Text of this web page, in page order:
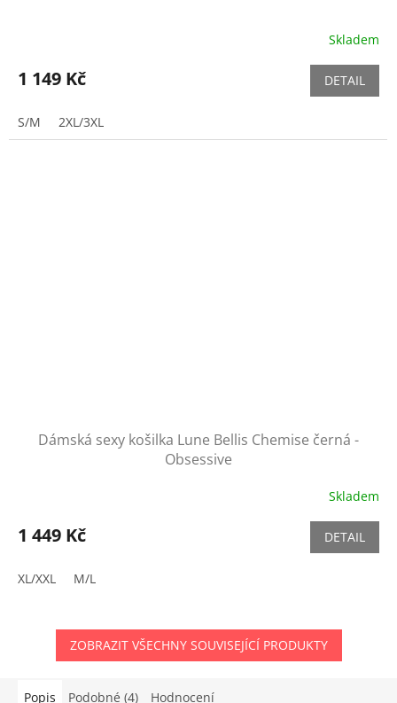
Skladem
1 149 Kč DETAIL
S/M 2XL/3XL
Dámská sexy košilka Lune Bellis Chemise černá -
Obsessive
Skladem
1 449 Kč DETAIL
XL/XXL M/L
ZOBRAZIT VŠECHNY SOUVISEJÍCÍ PRODUKTY
Popis Podobné (4) Hodnocení